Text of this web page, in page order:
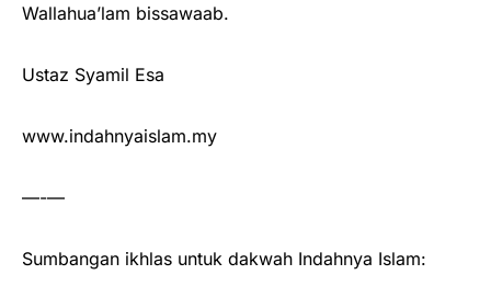
Wallahua’lam bissawaab.
Ustaz Syamil Esa
www.indahnyaislam.my
—-—
Sumbangan ikhlas untuk dakwah Indahnya Islam: